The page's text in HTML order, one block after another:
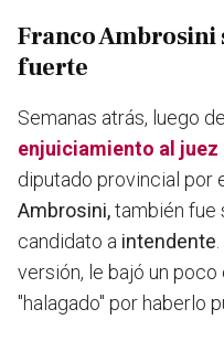
Franco Ambrosini
fuerte
Semanas atrás, luego
enjuiciamiento al
diputado provincial por
Ambrosini,también fue
candidato a intendente
versión, le bajó un
"halagado" por haberlo